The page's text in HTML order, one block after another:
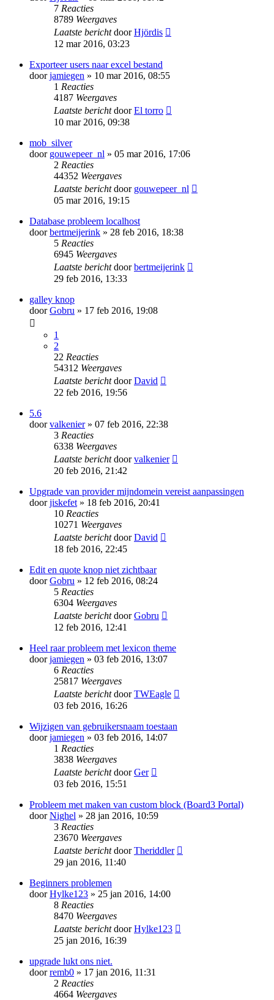
7 Reacties
8789 Weergaves
Laatste berichtdoorHjördis
12 mar 2016, 03:23
Exporteer users naar excel bestand
doorjamiegen » 10 mar 2016, 08:55
1 Reacties
4187 Weergaves
Laatste berichtdoorEl torro
10 mar 2016, 09:38
mob_silver
door gouwepeer_nl » 05 mar 2016, 17:06
2 Reacties
44352 Weergaves
Laatste berichtdoor gouwepeer_nl
05 mar 2016, 19:15
Database probleem localhost
doorbertmeijerink » 28 feb 2016, 18:38
5 Reacties
6945 Weergaves
Laatste berichtdoorbertmeijerink
29 feb 2016, 13:33
galley knop
doorGobru » 17 feb 2016, 19:08
1
2
22 Reacties
54312 Weergaves
Laatste berichtdoorDavid
22 feb 2016, 19:56
5.6
doorvalkenier» 07 feb 2016, 22:38
3 Reacties
6338 Weergaves
Laatste berichtdoorvalkenier
20 feb 2016, 21:42
Upgrade van provider mijndomein vereist aanpassingen
doorjiskefet » 18 feb 2016, 20:41
10 Reacties
10271 Weergaves
Laatste berichtdoorDavid
18 feb 2016, 22:45
Edit en quote knop niet zichtbaar
doorGobru » 12 feb 2016, 08:24
5 Reacties
6304 Weergaves
Laatste berichtdoorGobru
12 feb 2016, 12:41
Heel raar probleem met lexicon theme
doorjamiegen » 03 feb 2016, 13:07
6 Reacties
25817 Weergaves
Laatste berichtdoorTWEagle
03 feb 2016, 16:26
Wijzigen van gebruikersnaam toestaan
doorjamiegen » 03 feb 2016, 14:07
1 Reacties
3838 Weergaves
Laatste berichtdoorGer
03 feb 2016, 15:51
Probleem met maken van custom block (Board3 Portal)
doorNighel » 28 jan 2016, 10:59
3 Reacties
23670 Weergaves
Laatste berichtdoorTheriddler
29 jan 2016, 11:40
Beginners problemen
doorHylke123 » 25 jan 2016, 14:00
8 Reacties
8470 Weergaves
Laatste berichtdoorHylke123
25 jan 2016, 16:39
upgrade lukt ons niet.
doorremb0 » 17 jan 2016, 11:31
2 Reacties
4664 Weergaves